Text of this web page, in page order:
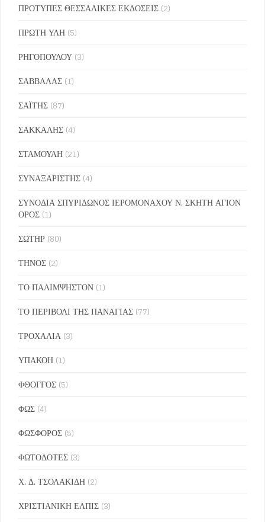
ΠΡΟΤΥΠΕΣ ΘΕΣΣΑΛΙΚΕΣ ΕΚΔΟΣΕΙΣ (2)
ΠΡΩΤΗ ΥΛΗ (5)
ΡΗΓΟΠΟΥΛΟΥ (3)
ΣΑΒΒΑΛΑΣ (1)
ΣΑΪΤΗΣ (87)
ΣΑΚΚΑΛΗΣ (4)
ΣΤΑΜΟΥΛΗ (21)
ΣΥΝΑΞΑΡΙΣΤΗΣ (4)
ΣΥΝΟΔΙΑ ΣΠΥΡΙΔΩΝΟΣ ΙΕΡΟΜΟΝΑΧΟΥ Ν. ΣΚΗΤΗ ΑΓΙΟΝ
ΟΡΟΣ (1)
ΣΩΤΗΡ (80)
ΤΗΝΟΣ (2)
ΤΟ ΠΑΛΙΜΨΗΣΤΟΝ (1)
ΤΟ ΠΕΡΙΒΟΛΙ ΤΗΣ ΠΑΝΑΓΙΑΣ (77)
ΤΡΟΧΑΛΙΑ (3)
ΥΠΑΚΟΗ (1)
ΦΘΟΓΓΟΣ (5)
ΦΩΣ (4)
ΦΩΣΦΟΡΟΣ (5)
ΦΩΤΟΔΟΤΕΣ (3)
Χ. Δ. ΤΣΟΛΑΚΙΔΗ (2)
ΧΡΙΣΤΙΑΝΙΚΗ ΕΛΠΙΣ (3)